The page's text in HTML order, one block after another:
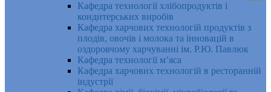
Кафедра технології хлібопродуктів і
кондитерських виробів
Кафедра харчових технологій продуктів з
плодів, овочів і молока та інновацій в
оздоровчому харчуванні ім. Р.Ю. Павлюк
Кафедра технології м’яса
Кафедра харчових технологій в ресторанній
індустрії